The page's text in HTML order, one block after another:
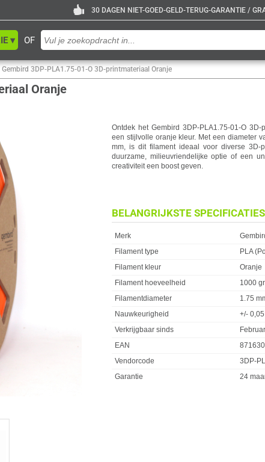
30 DAGEN NIET-GOED-GELD-TERUG-GARANTIE /
OF
▾
Gembird 3DP-PLA1.75-01-O 3D-printmateriaal Oranje
Oranje
Ontdek het Gembird 3DP-PLA1.75-01-O
een stijlvolle oranje kleur. Met een diameter
mm, is dit filament ideaal voor diverse
duurzame, milieuvriendelijke optie of een
creativiteit een boost geven.
BELANGRIJKSTE SPECIFICATIES
Eigenschap
Merk
Filament type
PLA
Filament kleur
Oranje
Filament hoeveelheid
1000
Filamentdiameter
1.75
Nauwkeurigheid
+/-
Verkrijgbaar sinds
EAN
Vendorcode
3DP-
Garantie
24